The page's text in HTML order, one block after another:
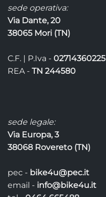
sede operativa:
Via Dante, 20
38065 Mori (TN)
C.F. | P.Iva - 02714360225
REA - TN 244580
sede legale:
Via Europa, 3
38068 Rovereto (TN)
pec - bike4u@pec.it
email - info@bike4u.it